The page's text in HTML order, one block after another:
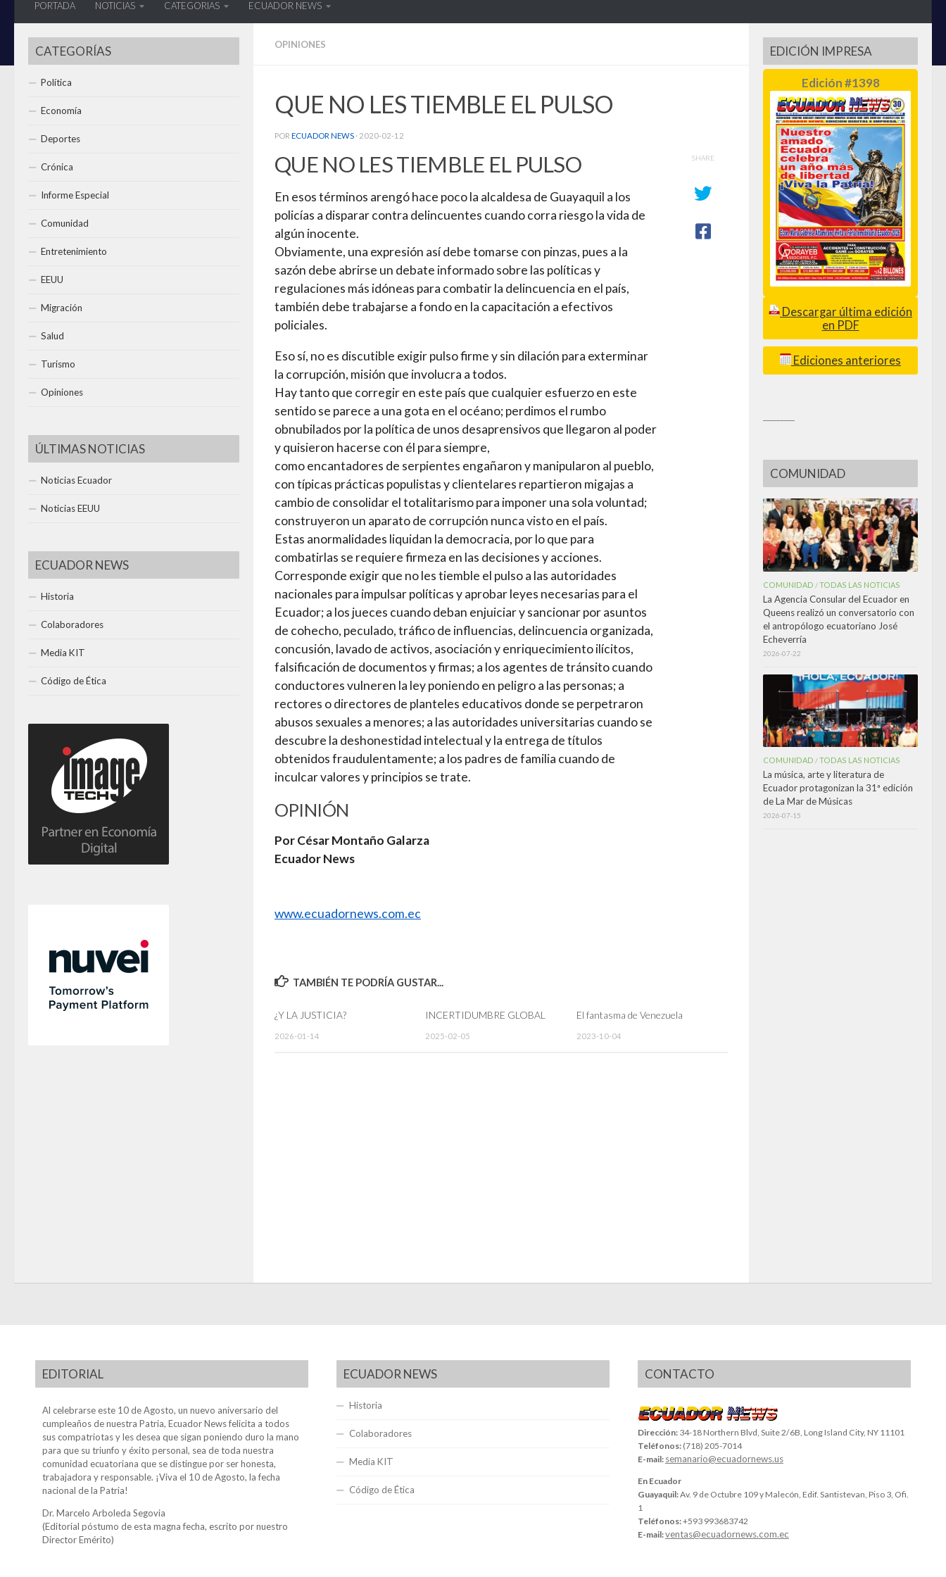
PORTADA NOTICIAS CATEGORIAS ECUADOR NEWS
OPINIONES
QUE NO LES TIEMBLE EL PULSO
POR ECUADOR NEWS · 2020-02-12
QUE NO LES TIEMBLE EL PULSO
En esos términos arengó hace poco la alcaldesa de Guayaquil a los
policías a disparar contra delincuentes cuando corra riesgo la vida de
algún inocente.
Obviamente, una expresión así debe tomarse con pinzas, pues a la
sazón debe abrirse un debate informado sobre las políticas y
regulaciones más idóneas para combatir la delincuencia en el país,
también debe trabajarse a fondo en la capacitación a efectivos
policiales.
Eso sí, no es discutible exigir pulso firme y sin dilación para exterminar
la corrupción, misión que involucra a todos.
Hay tanto que corregir en este país que cualquier esfuerzo en este
sentido se parece a una gota en el océano; perdimos el rumbo
obnubilados por la política de unos desaprensivos que llegaron al poder
y quisieron hacerse con él para siempre,
como encantadores de serpientes engañaron y manipularon al pueblo,
con típicas prácticas populistas y clientelares repartieron migajas a
cambio de consolidar el totalitarismo para imponer una sola voluntad;
construyeron un aparato de corrupción nunca visto en el país.
Estas anormalidades liquidan la democracia, por lo que para
combatirlas se requiere firmeza en las decisiones y acciones.
Corresponde exigir que no les tiemble el pulso a las autoridades
nacionales para impulsar políticas y aprobar leyes necesarias para el
Ecuador; a los jueces cuando deban enjuiciar y sancionar por asuntos
de cohecho, peculado, tráfico de influencias, delincuencia organizada,
concusión, lavado de activos, asociación y enriquecimiento ilícitos,
falsificación de documentos y firmas; a los agentes de tránsito cuando
conductores vulneren la ley poniendo en peligro a las personas; a
rectores o directores de planteles educativos donde se perpetraron
abusos sexuales a menores; a las autoridades universitarias cuando se
descubre la deshonestidad intelectual y la entrega de títulos
obtenidos fraudulentamente; a los padres de familia cuando de
inculcar valores y principios se trate.
OPINIÓN
Por César Montaño Galarza
Ecuador News
www.ecuadornews.com.ec
SHARE
TAMBIÉN TE PODRÍA GUSTAR...
¿Y LA JUSTICIA?
2026-01-14
INCERTIDUMBRE GLOBAL
2025-02-05
El fantasma de Venezuela
2023-10-04
CATEGORÍAS
Política
Economía
Deportes
Crónica
Informe Especial
Comunidad
Entretenimiento
EEUU
Migración
Salud
Turismo
Opiniones
ÚLTIMAS NOTICIAS
Noticias Ecuador
Noticias EEUU
ECUADOR NEWS
Historia
Colaboradores
Media KIT
Código de Ética
EDICIÓN IMPRESA
Edición #1398
Descargar última edición
en PDF
Ediciones anteriores
COMUNIDAD
COMUNIDAD /TODAS LAS NOTICIAS
La Agencia Consular del Ecuador en
Queens realizó un conversatorio con
el antropólogo ecuatoriano José
Echeverría
2026-07-22
COMUNIDAD /TODAS LAS NOTICIAS
La música, arte y literatura de
Ecuador protagonizan la 31ª edición
de La Mar de Músicas
2026-07-15
EDITORIAL
Al celebrarse este 10 de Agosto, un nuevo aniversario del
cumpleaños de nuestra Patria, Ecuador News felicita a todos
sus compatriotas y les desea que sigan poniendo duro la mano
para que su triunfo y éxito personal, sea de toda nuestra
comunidad ecuatoriana que se distingue por ser honesta,
trabajadora y responsable. ¡Viva el 10 de Agosto, la fecha
nacional de la Patria!
Dr. Marcelo Arboleda Segovia
(Editorial póstumo de esta magna fecha, escrito por nuestro
Director Emérito)
ECUADOR NEWS
Historia
Colaboradores
Media KIT
Código de Ética
CONTACTO
Dirección: 34-18 Northern Blvd, Suite 2/6B, Long Island City, NY 11101
Teléfonos: (718) 205-7014
E-mail: semanario@ecuadornews.us
En Ecuador
Guayaquil:Av. 9 de Octubre 109 y Malecón, Edif. Santistevan, Piso 3, Ofi.
1
Teléfonos:+593 993683742
E-mail:ventas@ecuadornews.com.ec